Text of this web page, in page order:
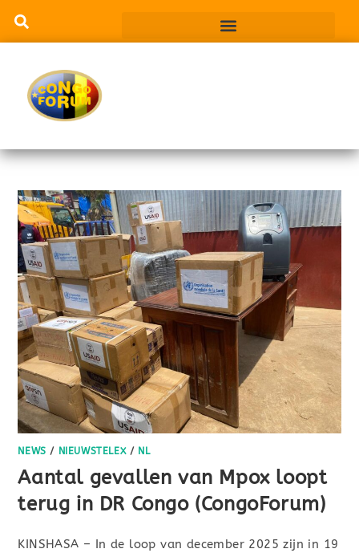
NEWS / NIEUWSTELEX/ NL
Aantal gevallen van Mpox loopt
terug in DR Congo (CongoForum)
KINSHASA – In de loop van december 2025 zijn in 19